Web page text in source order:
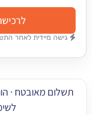
לרכישת
מיידית לאחר התשלום
מאובטח · הורדה
לשימוש